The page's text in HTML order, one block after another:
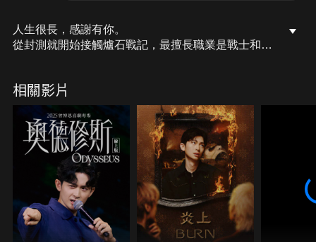
人生很長，感謝有你。
從封測就開始接觸爐石戰記，最擅長職業是戰士和牧
醒。
從陰暗幽霾的蛇界森林甦醒吧， 趁此良機，莫再猶
豫，恭請蛇界至尊雙飛寶典！
OSkomodo 還不一起加入蛇教跟著教主一起前進!
相關影片